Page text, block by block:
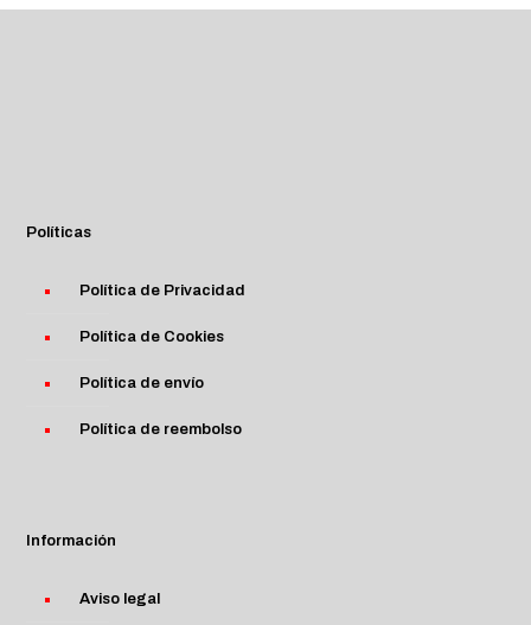
era:
es:
Políticas
Política de Privacidad
Política de Cookies
Política de envío
Política de reembolso
Información
Aviso legal